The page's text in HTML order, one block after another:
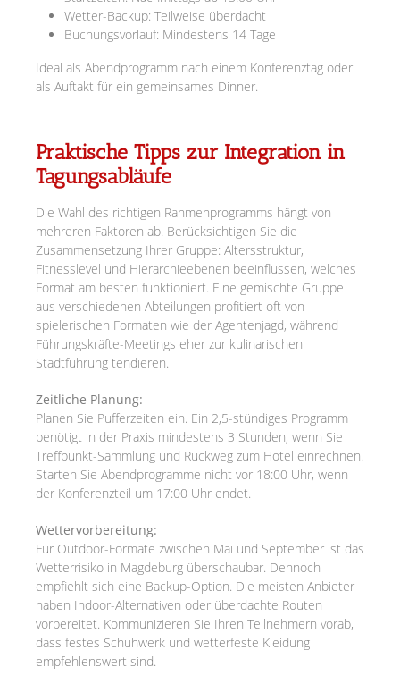
Wetter-Backup: Teilweise überdacht
Buchungsvorlauf: Mindestens 14 Tage
Ideal als Abendprogramm nach einem Konferenztag oder
als Auftakt für ein gemeinsames Dinner.
Praktische Tipps zur Integration in
Tagungsabläufe
Die Wahl des richtigen Rahmenprogramms hängt von
mehreren Faktoren ab. Berücksichtigen Sie die
Zusammensetzung Ihrer Gruppe: Altersstruktur,
Fitnesslevel und Hierarchieebenen beeinflussen, welches
Format am besten funktioniert. Eine gemischte Gruppe
aus verschiedenen Abteilungen profitiert oft von
spielerischen Formaten wie der Agentenjagd, während
Führungskräfte-Meetings eher zur kulinarischen
Stadtführung tendieren.
Zeitliche Planung:
Planen Sie Pufferzeiten ein. Ein 2,5-stündiges Programm
benötigt in der Praxis mindestens 3 Stunden, wenn Sie
Treffpunkt-Sammlung und Rückweg zum Hotel einrechnen.
Starten Sie Abendprogramme nicht vor 18:00 Uhr, wenn
der Konferenzteil um 17:00 Uhr endet.
Wettervorbereitung:
Für Outdoor-Formate zwischen Mai und September ist das
Wetterrisiko in Magdeburg überschaubar. Dennoch
empfiehlt sich eine Backup-Option. Die meisten Anbieter
haben Indoor-Alternativen oder überdachte Routen
vorbereitet. Kommunizieren Sie Ihren Teilnehmern vorab,
dass festes Schuhwerk und wetterfeste Kleidung
empfehlenswert sind.